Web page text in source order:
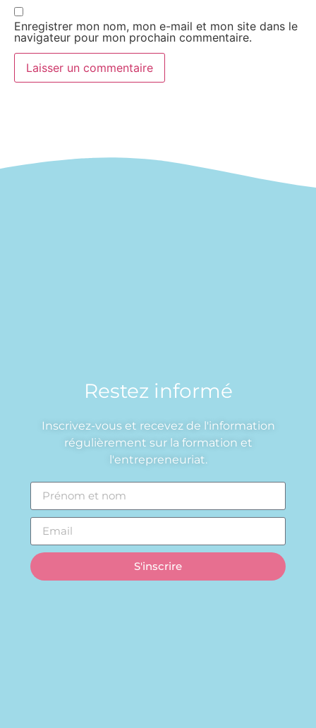
Enregistrer mon nom, mon e-mail et mon site dans le
navigateur pour mon prochain commentaire.
Restez informé
Inscrivez-vous et recevez de l'information
régulièrement sur la formation et
l'entrepreneuriat.
S'inscrire